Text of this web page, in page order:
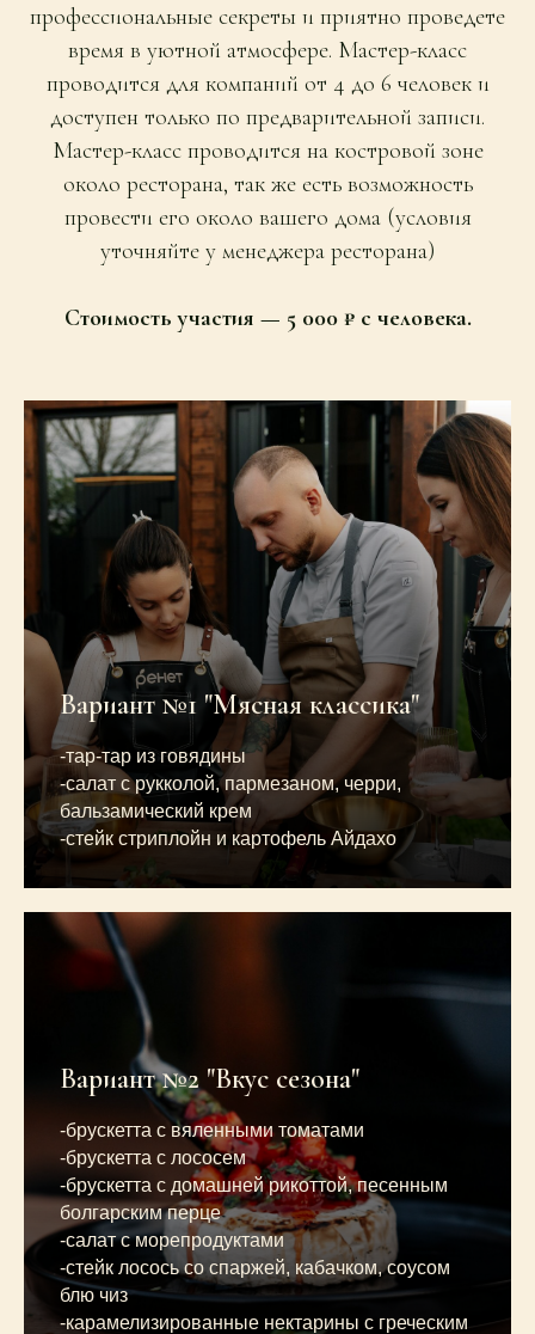
профессиональные секреты и приятно проведете
время в уютной атмосфере. Мастер-класс
проводится для компаний от 4 до 6 человек и
доступен только по предварительной записи.
Мастер-класс проводится на костровой зоне
около ресторана, так же есть возможность
провести его около вашего дома (условия
уточняйте у менеджера ресторана)
Стоимость участия — 5 000 ₽ с человека.
Вариант №1 "Мясная классика"
-тар-тар из говядины
-салат с рукколой, пармезаном, черри,
бальзамический крем
-стейк стриплойн и картофель Айдахо
Вариант №2 "Вкус сезона"
-брускетта с вяленными томатами
-брускетта с лососем
-брускетта с домашней рикоттой, песенным
болгарским перце
-салат с морепродуктами
-стейк лосось со спаржей, кабачком, соусом
блю чиз
-карамелизированные нектарины с греческим